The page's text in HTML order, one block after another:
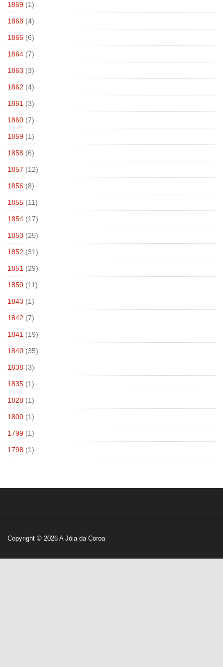
1869 (1)
1868 (4)
1865 (6)
1864 (7)
1863 (3)
1862 (4)
1861 (3)
1860 (7)
1859 (1)
1858 (6)
1857 (12)
1856 (8)
1855 (11)
1854 (17)
1853 (25)
1852 (31)
1851 (29)
1850 (11)
1843 (1)
1842 (7)
1841 (19)
1840 (35)
1838 (3)
1835 (1)
1828 (1)
1800 (1)
1799 (1)
1798 (1)
Copyright © 2026 A Jóia da Coroa